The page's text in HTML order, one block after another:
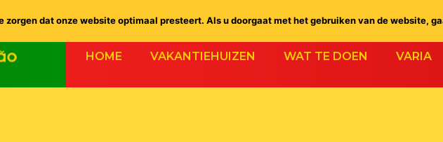
HOME VAKANTIEHUIZEN WAT TE DOEN VARIA
zorgen dat onze website optimaal presteert. Als u doorgaat met het gebruiken van de website,